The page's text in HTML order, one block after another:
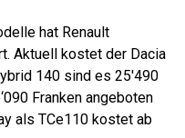
hat Renault
Aktuell kostet der Dacia
140 sind es 25'490
Franken angeboten
als TCe110 kostet ab